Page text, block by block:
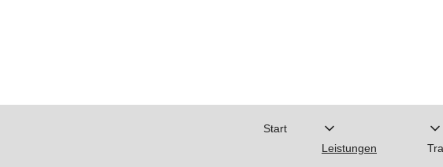
Start
Leistungen